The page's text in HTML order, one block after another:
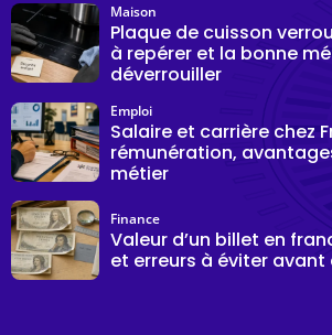
Plaque de cuisson
à repérer et la bonne
déverrouiller
Maison
Salaire et carrière chez
rémunération,
métier
Emploi
Valeur d’un billet en
et erreurs à éviter avant
Finance